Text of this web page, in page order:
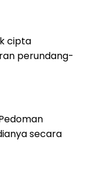
cipta
perundang-
secara